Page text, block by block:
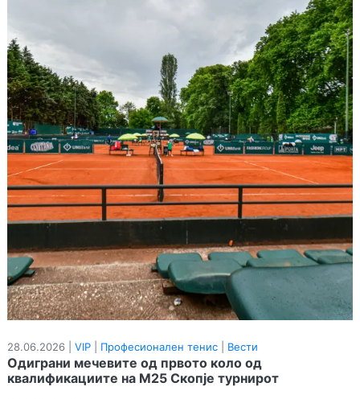
28.06.2026 | VIP Професионален тенис Вести
Одиграни мечевите од првото коло од
квалификациите на М25 Скопје турнирот